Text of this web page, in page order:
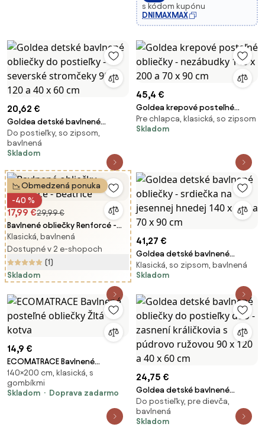
s kódom kupónu
DNIMAXMAX
20,62 €
Goldea detské bavlnené
obliečky do postieľky -
severské stromčeky 90 x 120 a
40 x 60 cm
Do postieľky, so zipsom,
bavlnená
Skladom
45,4 €
Goldea krepové posteľné
obliečky - nezábudky 140 x 200
a 70 x 90 cm
Pre chlapca, klasická, so zipsom
Skladom
Obmedzená ponuka
-40 %
17,99 €29,99 €
Bavlnené obliečky Renforcé -
Beatrice
Klasická, bavlnená
Dostupné v 2 e-shopoch
(1)
Skladom
41,27 €
Goldea detské bavlnené
obliečky - srdiečka na jesennej
hnedej 140 x 200 a 70 x 90 cm
Klasická, so zipsom, bavlnená
Skladom
14,9 €
ECOMATRACE Bavlnené
posteľné obliečky Žltá kotva
140×200 cm, klasická, s
gombíkmi
Skladom
Doprava zadarmo
24,75 €
Goldea detské bavlnené
obliečky do postieľky duo -
zasnení králičkovia s púdrovo
ružovou 90 x 120 a 40 x 60 cm
Do postieľky, pre dievča,
bavlnená
Skladom